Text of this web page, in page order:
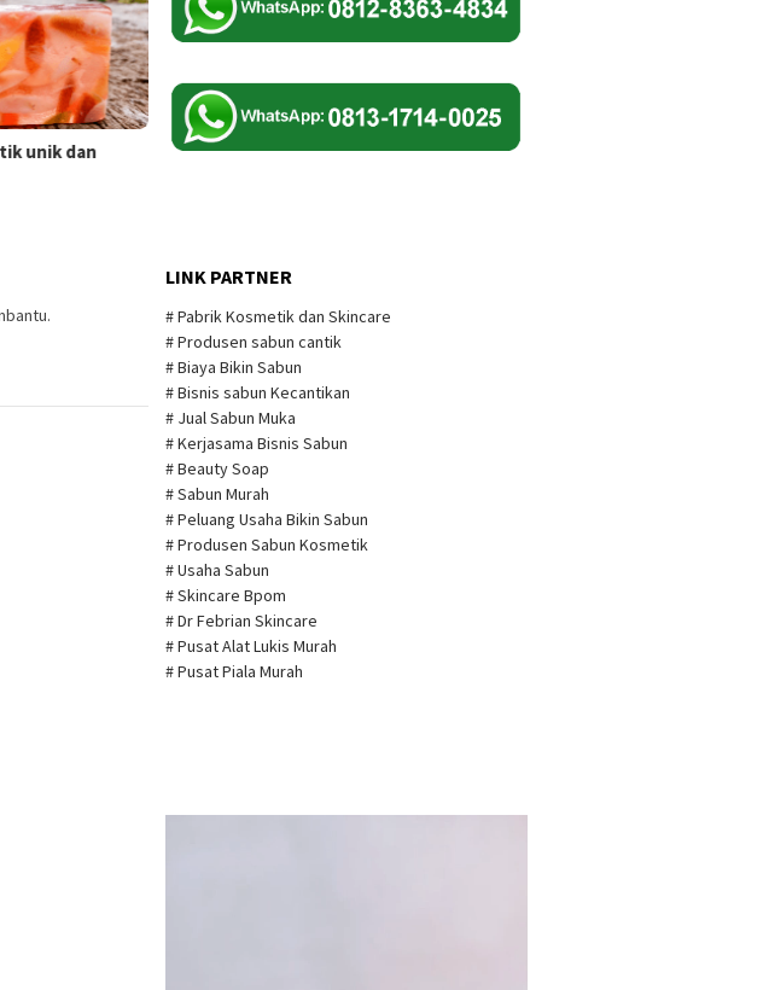
unik dan
LINK PARTNER
# Pabrik Kosmetik dan Skincare
# Produsen sabun cantik
# Biaya Bikin Sabun
# Bisnis sabun Kecantikan
# Jual Sabun Muka
# Kerjasama Bisnis Sabun
# Beauty Soap
# Sabun Murah
# Peluang Usaha Bikin Sabun
# Produsen Sabun Kosmetik
# Usaha Sabun
# Skincare Bpom
# Dr Febrian Skincare
# Pusat Alat Lukis Murah
# Pusat Piala Murah